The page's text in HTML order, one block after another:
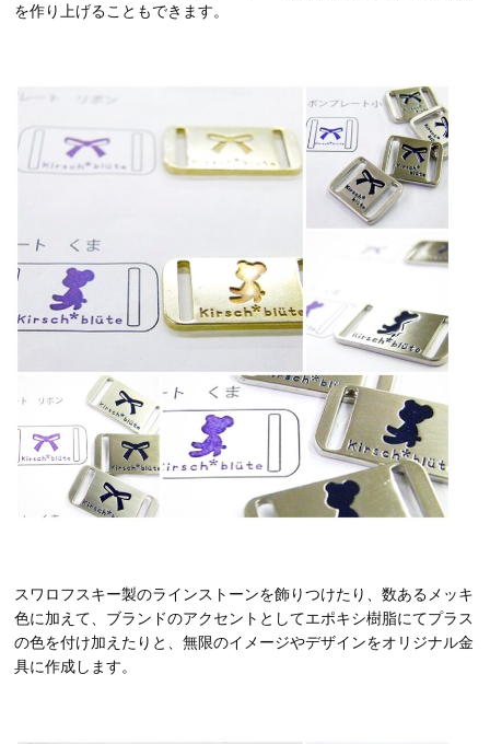
を作り上げることもできます。
スワロフスキー製のラインストーンを飾りつけたり、数あるメッキ
色に加えて、ブランドのアクセントとしてエポキシ樹脂にてプラス
の色を付け加えたりと、無限のイメージやデザインをオリジナル金
具に作成します。